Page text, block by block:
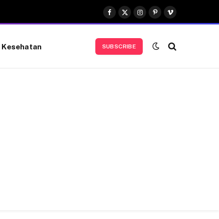
Facebook
X
(Twitter)
Instagram
Pinterest
Vimeo
Kesehatan SUBSCRIBE